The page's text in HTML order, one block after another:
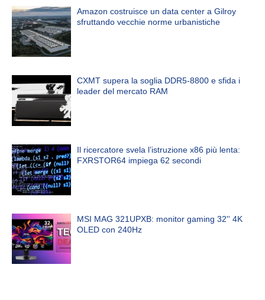
Amazon costruisce un data center a Gilroy
sfruttando vecchie norme urbanistiche
CXMT supera la soglia DDR5-8800 e sfida i
leader del mercato RAM
Il ricercatore svela l’istruzione x86 più lenta:
FXRSTOR64 impiega 62 secondi
MSI MAG 321UPXB: monitor gaming 32'' 4K
OLED con 240Hz